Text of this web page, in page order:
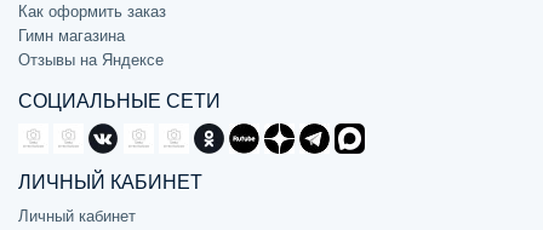
Как оформить заказ
Гимн магазина
Отзывы на Яндексе
СОЦИАЛЬНЫЕ СЕТИ
ЛИЧНЫЙ КАБИНЕТ
Личный кабинет